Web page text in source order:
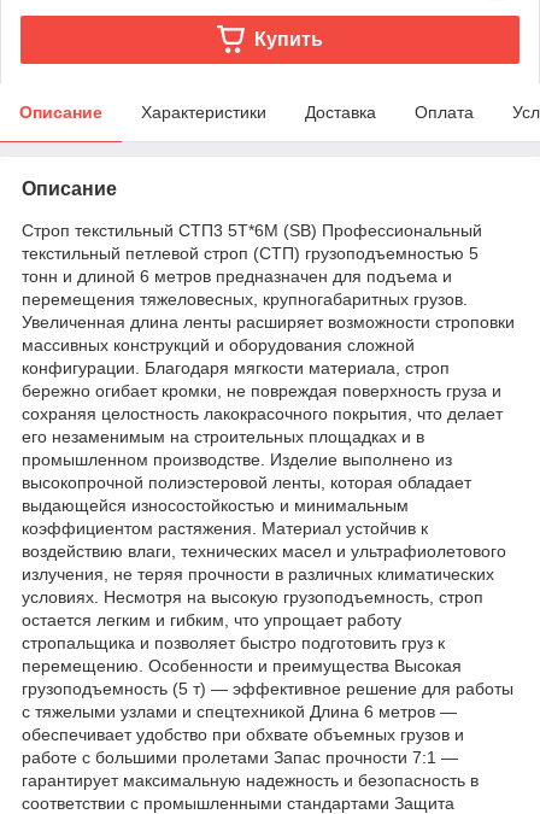
Купить
Описание Характеристики Доставка Оплата
Описание
Строп текстильный СТП3 5Т*6М (SB) Профессиональный
текстильный петлевой строп (СТП) грузоподъемностью 5
тонн и длиной 6 метров предназначен для подъема и
перемещения тяжеловесных, крупногабаритных грузов.
Увеличенная длина ленты расширяет возможности строповки
массивных конструкций и оборудования сложной
конфигурации. Благодаря мягкости материала, строп
бережно огибает кромки, не повреждая поверхность груза и
сохраняя целостность лакокрасочного покрытия, что делает
его незаменимым на строительных площадках и в
промышленном производстве. Изделие выполнено из
высокопрочной полиэстеровой ленты, которая обладает
выдающейся износостойкостью и минимальным
коэффициентом растяжения. Материал устойчив к
воздействию влаги, технических масел и ультрафиолетового
излучения, не теряя прочности в различных климатических
условиях. Несмотря на высокую грузоподъемность, строп
остается легким и гибким, что упрощает работу
стропальщика и позволяет быстро подготовить груз к
перемещению. Особенности и преимущества Высокая
грузоподъемность (5 т) — эффективное решение для работы
с тяжелыми узлами и спецтехникой Длина 6 метров —
обеспечивает удобство при обхвате объемных грузов и
работе с большими пролетами Запас прочности 7:1 —
гарантирует максимальную надежность и безопасность в
соответствии с промышленными стандартами Защита